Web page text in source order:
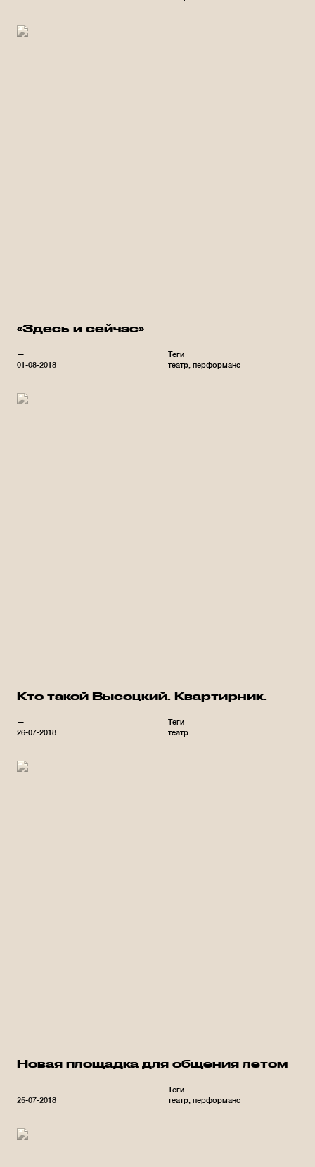
«Здесь и сейчас»
—
01-08-2018
Теги
театр перформанс
Кто такой Высоцкий. Квартирник.
—
26-07-2018
Теги
театр
Новая площадка для общения летом
—
25-07-2018
Теги
театр перформанс